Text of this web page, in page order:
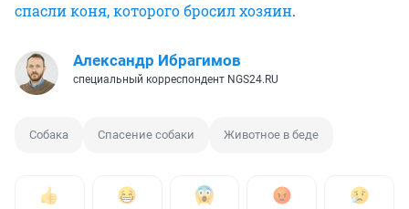
спасли коня, которого бросил хозяин.
Александр Ибрагимов
специальный корреспондент NGS24.RU
Собака Спасение собаки Животное в беде